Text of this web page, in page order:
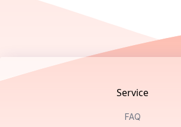
Service
FAQ